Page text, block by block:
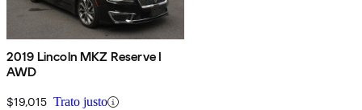
2019 Lincoln MKZ Reserve I
AWD
$19,015 Trato justo